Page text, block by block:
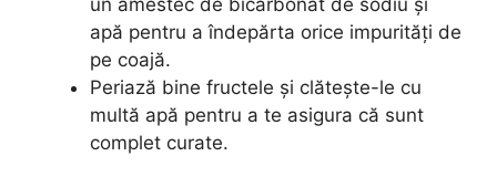
apă pentru a îndepărta orice impurități de
pe coajă.
Periază bine fructele și clătește-le cu
multă apă pentru a te asigura că sunt
complet curate.